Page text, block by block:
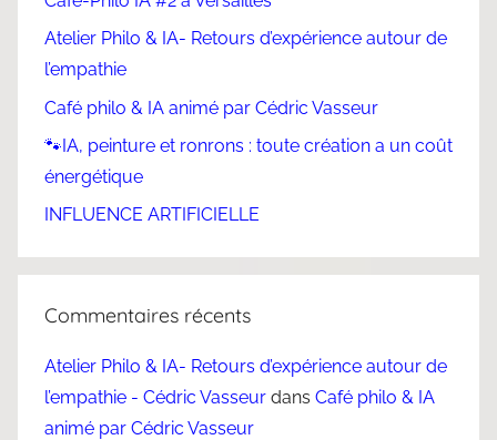
Atelier Philo & IA- Retours d’expérience autour de
l’empathie
Café philo & IA animé par Cédric Vasseur
🐾IA, peinture et ronrons : toute création a un coût
énergétique
INFLUENCE ARTIFICIELLE
Commentaires récents
Atelier Philo & IA- Retours d’expérience autour de
l’empathie - Cédric Vasseur dans Café philo & IA
animé par Cédric Vasseur